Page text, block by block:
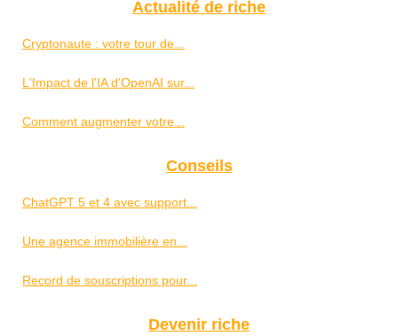
Actualité de riche
Cryptonaute : votre tour de...
L'Impact de l'IA d'OpenAI sur...
Comment augmenter votre...
Conseils
ChatGPT 5 et 4 avec support...
Une agence immobilière en...
Record de souscriptions pour...
Devenir riche